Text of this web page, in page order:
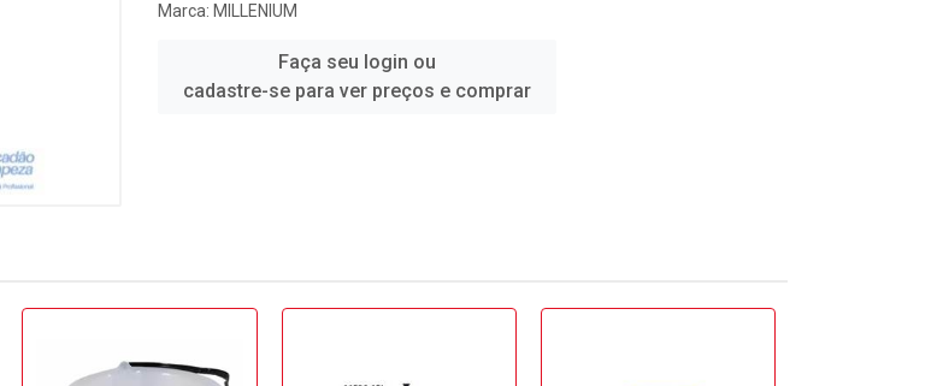
Marca: MILLENIUM
Faça seu login ou
cadastre-se para ver preços e comprar